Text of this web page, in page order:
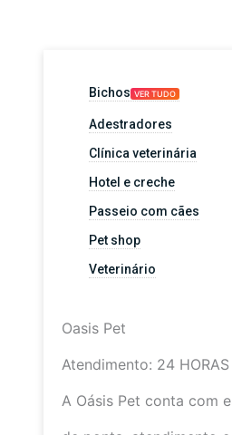
Bichos VER TUDO
Adestradores
Clínica veterinária
Hotel e creche
Passeio com cães
Pet shop
Veterinário
Oasis Pet
Atendimento: 24 HORAS
A Oásis Pet conta com